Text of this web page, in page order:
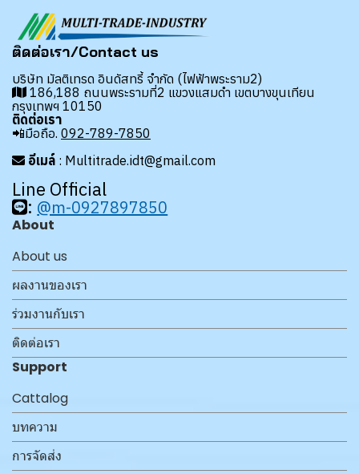
ติดต่อเรา/Contact us
บริษัท มัลติเทรด อินดัสทรี้ จำกัด (ไฟฟ้าพระราม2)
186,188 ถนนพระรามที่2 แขวงแสมดำ เขตบางขุนเทียน
กรุงเทพฯ 10150
ติดต่อเรา
📲มือถือ. 092-789-7850
อีเมล์ : Multitrade.idt@gmail.com
Line Official
: @m-0927897850
About
About us
ผลงานของเรา
ร่วมงานกับเรา
ติดต่อเรา
Support
Cattalog
บทความ
การจัดส่ง